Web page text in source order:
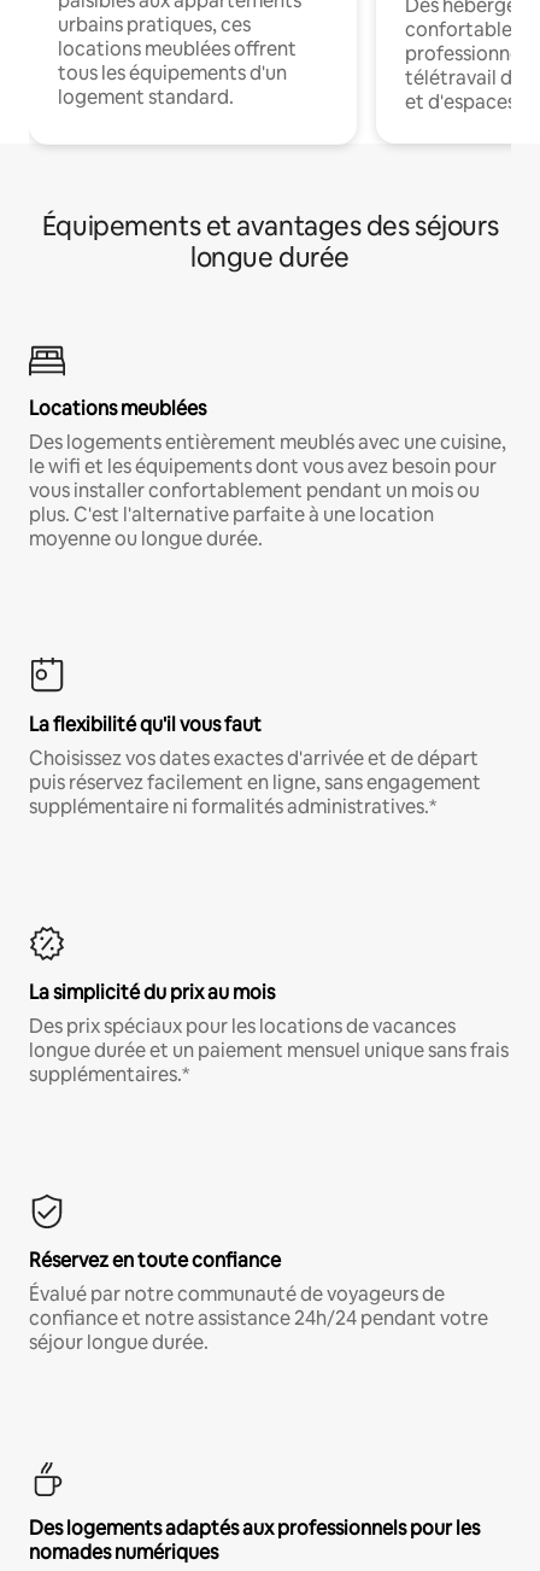
urbains pratiques, ces
locations meublées offrent
tous les équipements d'un
logement standard.
Des
confortables
professionnels
télétravail
et d'espaces
Équipements et avantages des séjours
longue durée
Locations meublées
Des logements entièrement meublés avec une cuisine,
le wifi et les équipements dont vous avez besoin pour
vous installer confortablement pendant un mois ou
plus. C'est l'alternative parfaite à une location
moyenne ou longue durée.
La flexibilité qu'il vous faut
Choisissez vos dates exactes d'arrivée et de départ
puis réservez facilement en ligne, sans engagement
supplémentaire ni formalités administratives.*
La simplicité du prix au mois
Des prix spéciaux pour les locations de vacances
longue durée et un paiement mensuel unique sans frais
supplémentaires.*
Réservez en toute confiance
Évalué par notre communauté de voyageurs de
confiance et notre assistance 24h/24 pendant votre
séjour longue durée.
Des logements adaptés aux professionnels pour les
nomades numériques